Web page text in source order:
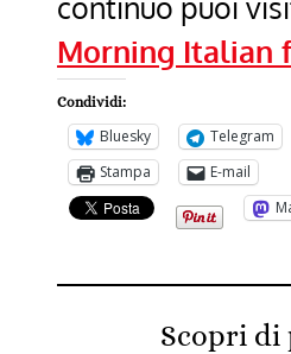
Morning Italian
Condividi:
Bluesky Telegram
Stampa
E-mail
Scopri di